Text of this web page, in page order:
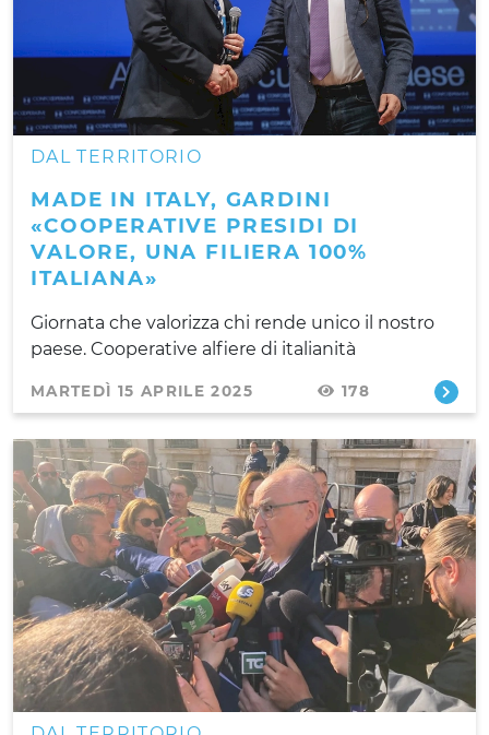
DAL TERRITORIO
MADE IN ITALY, GARDINI
«COOPERATIVE PRESIDI DI
VALORE, UNA FILIERA 100%
ITALIANA»
Giornata che valorizza chi rende unico il nostro
paese. Cooperative alfiere di italianità
MARTEDÌ 15 APRILE 2025 178